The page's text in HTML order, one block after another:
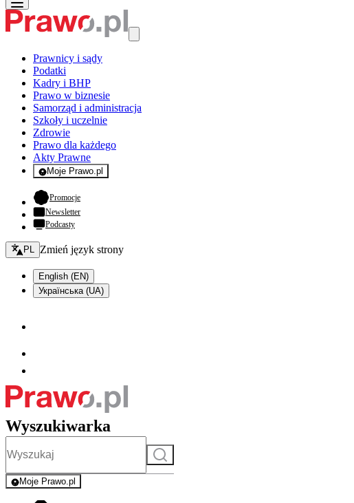
Prawnicy i sądy
Podatki
Kadry i BHP
Prawo w biznesie
Samorząd i administracja
Szkoły i uczelnie
Zdrowie
Prawo dla każdego
Akty Prawne
Moje Prawo.pl
- rejestracja i logowanie do serwisu
Promocje- otwiera się w nowej karcie
Newsletter
Podcasty
Zmień język - bieżący:
PL Zmień język strony
English (EN)
Українська (UA)
Wyszukiwarka
Szukaj
Moje Prawo.pl
- rejestracja i logowanie do serwisu